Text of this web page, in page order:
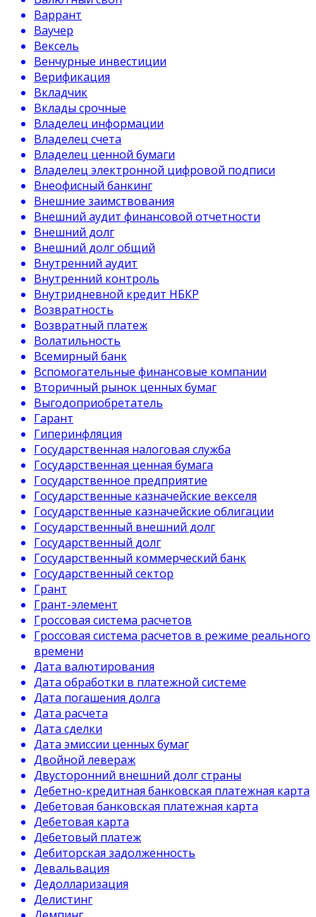
Варрант
Ваучер
Вексель
Венчурные инвестиции
Верификация
Вкладчик
Вклады срочные
Владелец информации
Владелец счета
Владелец ценной бумаги
Владелец электронной цифровой подписи
Внеофисный банкинг
Внешние заимствования
Внешний аудит финансовой отчетности
Внешний долг
Внешний долг общий
Внутренний аудит
Внутренний контроль
Внутридневной кредит НБКР
Возвратность
Возвратный платеж
Волатильность
Всемирный банк
Вспомогательные финансовые компании
Вторичный рынок ценных бумаг
Выгодоприобретатель
Гарант
Гиперинфляция
Государственная налоговая служба
Государственная ценная бумага
Государственное предприятие
Государственные казначейские векселя
Государственные казначейские облигации
Государственный внешний долг
Государственный долг
Государственный коммерческий банк
Государственный сектор
Грант
Грант-элемент
Гроссовая система расчетов
Гроссовая система расчетов в режиме реального
времени
Дата валютирования
Дата обработки в платежной системе
Дата погашения долга
Дата расчета
Дата сделки
Дата эмиссии ценных бумаг
Двойной левераж
Двусторонний внешний долг страны
Дебетно-кредитная банковская платежная карта
Дебетовая банковская платежная карта
Дебетовая карта
Дебетовый платеж
Дебиторская задолженность
Девальвация
Дедолларизация
Делистинг